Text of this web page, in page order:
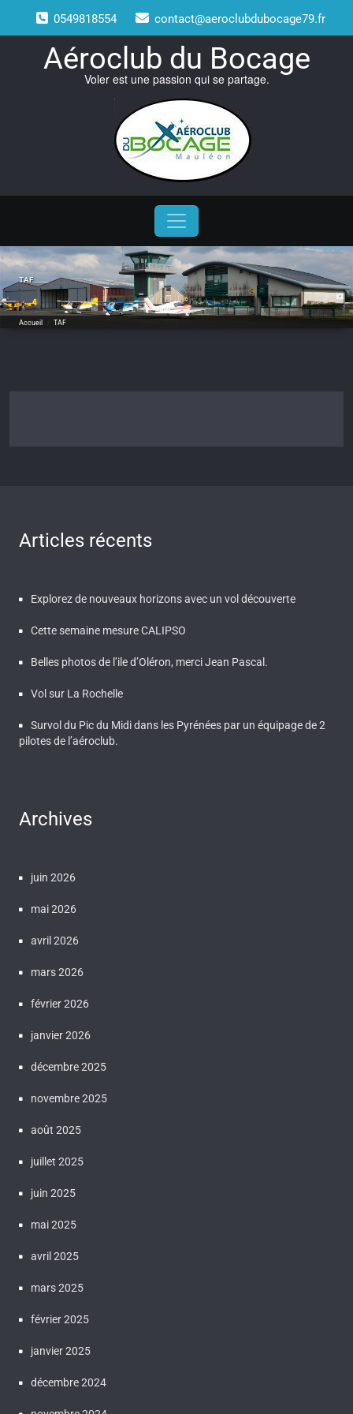
content
0549818554 contact@aeroclubdubocage79.fr
Aéroclub du Bocage
Voler est une passion qui se partage.
TAF
Accueil TAF
Articles récents
Explorez de nouveaux horizons avec un vol découverte
Cette semaine mesure CALIPSO
Belles photos de l’ile d’Oléron, merci Jean Pascal.
Vol sur La Rochelle
Survol du Pic du Midi dans les Pyrénées par un équipage de 2
pilotes de l’aéroclub.
Archives
juin 2026
mai 2026
avril 2026
mars 2026
février 2026
janvier 2026
décembre 2025
novembre 2025
août 2025
juillet 2025
juin 2025
mai 2025
avril 2025
mars 2025
février 2025
janvier 2025
décembre 2024